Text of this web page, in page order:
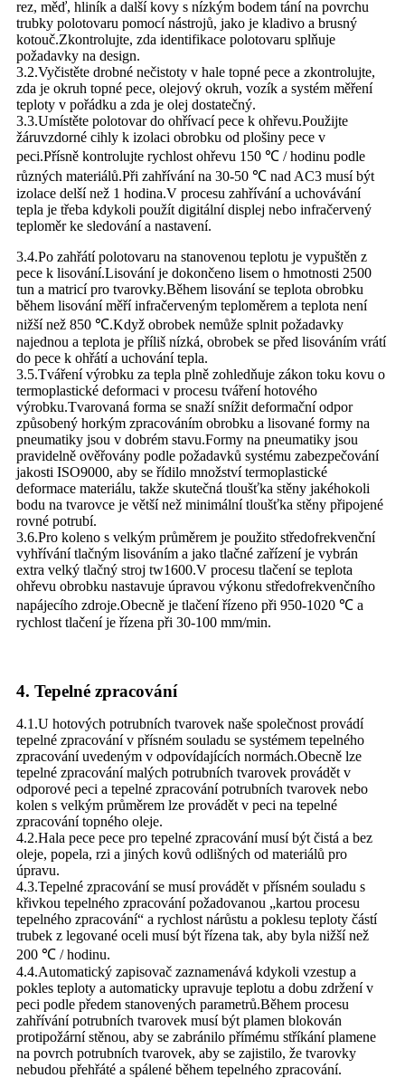
rez, měď, hliník a další kovy s nízkým bodem tání na povrchu
trubky polotovaru pomocí nástrojů, jako je kladivo a brusný
kotouč.Zkontrolujte, zda identifikace polotovaru splňuje
požadavky na design.
3.2.Vyčistěte drobné nečistoty v hale topné pece a zkontrolujte,
zda je okruh topné pece, olejový okruh, vozík a systém měření
teploty v pořádku a zda je olej dostatečný.
3.3.Umístěte polotovar do ohřívací pece k ohřevu.Použijte
žáruvzdorné cihly k izolaci obrobku od plošiny pece v
peci.Přísně kontrolujte rychlost ohřevu 150 ℃ / hodinu podle
různých materiálů.Při zahřívání na 30-50 ℃ nad AC3 musí být
izolace delší než 1 hodina.V procesu zahřívání a uchovávání
tepla je třeba kdykoli použít digitální displej nebo infračervený
teploměr ke sledování a nastavení.
3.4.Po zahřátí polotovaru na stanovenou teplotu je vypuštěn z
pece k lisování.Lisování je dokončeno lisem o hmotnosti 2500
tun a matricí pro tvarovky.Během lisování se teplota obrobku
během lisování měří infračerveným teploměrem a teplota není
nižší než 850 ℃.Když obrobek nemůže splnit požadavky
najednou a teplota je příliš nízká, obrobek se před lisováním vrátí
do pece k ohřátí a uchování tepla.
3.5.Tváření výrobku za tepla plně zohledňuje zákon toku kovu o
termoplastické deformaci v procesu tváření hotového
výrobku.Tvarovaná forma se snaží snížit deformační odpor
způsobený horkým zpracováním obrobku a lisované formy na
pneumatiky jsou v dobrém stavu.Formy na pneumatiky jsou
pravidelně ověřovány podle požadavků systému zabezpečování
jakosti ISO9000, aby se řídilo množství termoplastické
deformace materiálu, takže skutečná tloušťka stěny jakéhokoli
bodu na tvarovce je větší než minimální tloušťka stěny připojené
rovné potrubí.
3.6.Pro koleno s velkým průměrem je použito středofrekvenční
vyhřívání tlačným lisováním a jako tlačné zařízení je vybrán
extra velký tlačný stroj tw1600.V procesu tlačení se teplota
ohřevu obrobku nastavuje úpravou výkonu středofrekvenčního
napájecího zdroje.Obecně je tlačení řízeno při 950-1020 ℃ a
rychlost tlačení je řízena při 30-100 mm/min.
4. Tepelné zpracování
4.1.U hotových potrubních tvarovek naše společnost provádí
tepelné zpracování v přísném souladu se systémem tepelného
zpracování uvedeným v odpovídajících normách.Obecně lze
tepelné zpracování malých potrubních tvarovek provádět v
odporové peci a tepelné zpracování potrubních tvarovek nebo
kolen s velkým průměrem lze provádět v peci na tepelné
zpracování topného oleje.
4.2.Hala pece pece pro tepelné zpracování musí být čistá a bez
oleje, popela, rzi a jiných kovů odlišných od materiálů pro
úpravu.
4.3.Tepelné zpracování se musí provádět v přísném souladu s
křivkou tepelného zpracování požadovanou „kartou procesu
tepelného zpracování“ a rychlost nárůstu a poklesu teploty částí
trubek z legované oceli musí být řízena tak, aby byla nižší než
200 ℃ / hodinu.
4.4.Automatický zapisovač zaznamenává kdykoli vzestup a
pokles teploty a automaticky upravuje teplotu a dobu zdržení v
peci podle předem stanovených parametrů.Během procesu
zahřívání potrubních tvarovek musí být plamen blokován
protipožární stěnou, aby se zabránilo přímému stříkání plamene
na povrch potrubních tvarovek, aby se zajistilo, že tvarovky
nebudou přehřáté a spálené během tepelného zpracování.